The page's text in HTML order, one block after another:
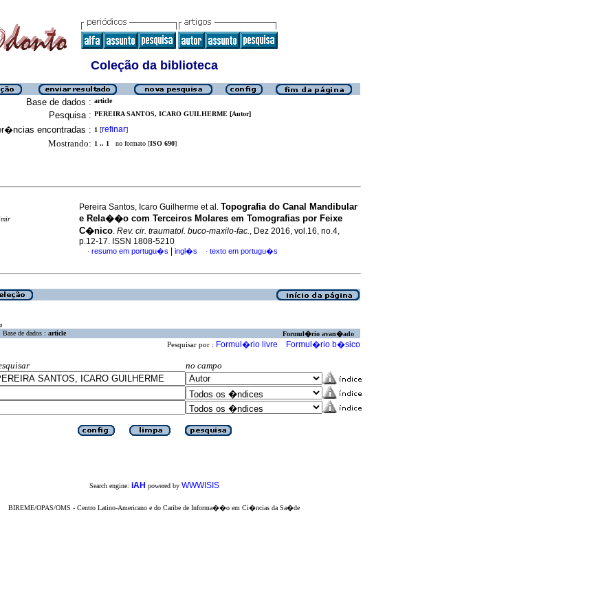
Coleção da biblioteca
Base de dados : article
Pesquisa : PEREIRA SANTOS, ICARO GUILHERME [Autor]
encontradas : 1 [refinar]
Mostrando: 1 .. 1 no formato [ISO 690]
Pereira Santos, Icaro Guilherme et al. Topografia do Canal Mandibular
e Rela��o com Terceiros Molares em Tomografias por Feixe
C�nico. Rev. cir. traumatol. buco-maxilo-fac., Dez 2016, vol.16, no.4,
p.12-17. ISSN 1808-5210
· resumo em portugu�s ingl�s · texto em portugu�s
Base de dados : article Formul�rio avan�ado
Pesquisar por : Formul�rio livre Formul�rio b�sico
no campo
Search engine: iAH powered by WWWISIS
BIREME/OPAS/OMS - Centro Latino-Americano e do Caribe de Informa��o em Ci�ncias da Sa�de